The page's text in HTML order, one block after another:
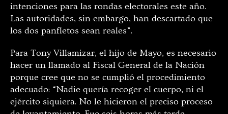
intenciones para las rondas electorales este año.
Las autoridades, sin embargo, han descartado que
los dos panfletos sean reales”.
Para Tony Villamizar, el hijo de Mayo, es necesario
hacer un llamado al Fiscal General de la Nación
porque cree que no se cumplió el procedimiento
adecuado: “Nadie quería recoger el cuerpo, ni el
ejército siquiera. No le hicieron el preciso proceso